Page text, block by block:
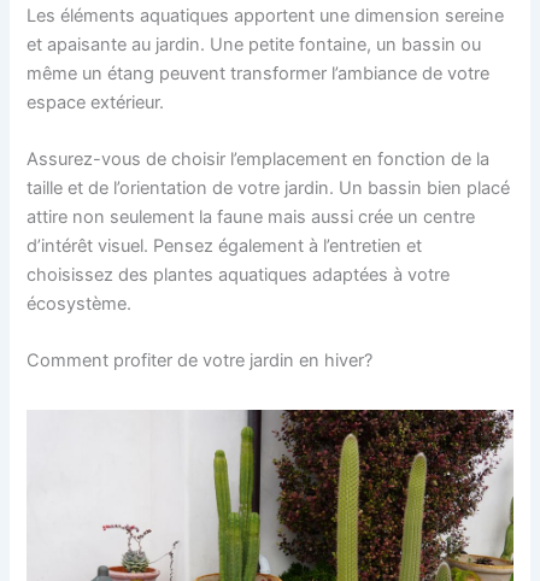
Les éléments aquatiques apportent une dimension sereine
et apaisante au jardin. Une petite fontaine, un bassin ou
même un étang peuvent transformer l’ambiance de votre
espace extérieur.
Assurez-vous de choisir l’emplacement en fonction de la
taille et de l’orientation de votre jardin. Un bassin bien placé
attire non seulement la faune mais aussi crée un centre
d’intérêt visuel. Pensez également à l’entretien et
choisissez des plantes aquatiques adaptées à votre
écosystème.
Comment profiter de votre jardin en hiver?